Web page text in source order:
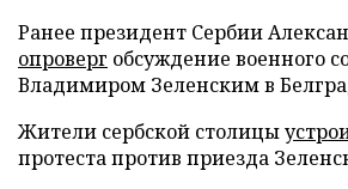
Ранее президент Сербии
опроверг обсуждение военного
Владимиром Зеленским в
Жители сербской столицы
протеста против приезда